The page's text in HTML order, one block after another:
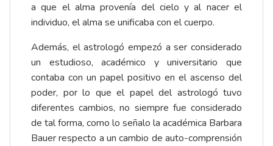
a que el alma provenía del cielo y al nacer el
individuo, el alma se unificaba con el cuerpo.
Además, el astrologó empezó a ser considerado
un estudioso, académico y universitario que
contaba con un papel positivo en el ascenso del
poder, por lo que el papel del astrologó tuvo
diferentes cambios, no siempre fue considerado
de tal forma, como lo señalo la académica Barbara
Bauer respecto a un cambio de auto-comprensión